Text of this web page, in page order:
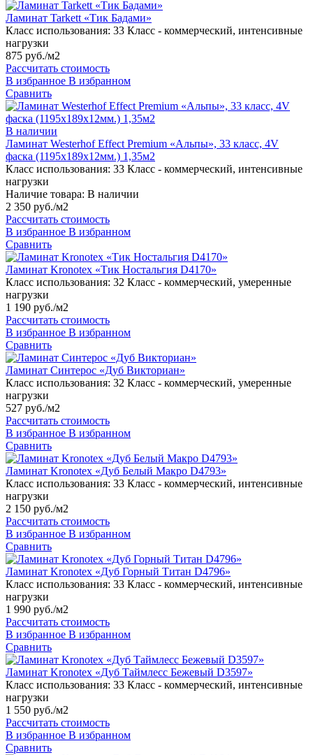
Ламинат Tarkett «Тик Бадами»
Класс использования: 33 Класс - коммерческий, интенсивные
нагрузки
875 руб./м2
Рассчитать стоимость
В избранное В избранном
Сравнить
В наличии
Ламинат Westerhof Effect Premium «Альпы», 33 класс, 4V
фаска (1195х189х12мм.) 1,35м2
Класс использования: 33 Класс - коммерческий, интенсивные
нагрузки
Наличие товара: В наличии
2 350 руб./м2
Рассчитать стоимость
В избранное В избранном
Сравнить
Ламинат Kronotex «Тик Ностальгия D4170»
Класс использования: 32 Класс - коммерческий, умеренные
нагрузки
1 190 руб./м2
Рассчитать стоимость
В избранное В избранном
Сравнить
Ламинат Синтерос «Дуб Викториан»
Класс использования: 32 Класс - коммерческий, умеренные
нагрузки
527 руб./м2
Рассчитать стоимость
В избранное В избранном
Сравнить
Ламинат Kronotex «Дуб Белый Макро D4793»
Класс использования: 33 Класс - коммерческий, интенсивные
нагрузки
2 150 руб./м2
Рассчитать стоимость
В избранное В избранном
Сравнить
Ламинат Kronotex «Дуб Горный Титан D4796»
Класс использования: 33 Класс - коммерческий, интенсивные
нагрузки
1 990 руб./м2
Рассчитать стоимость
В избранное В избранном
Сравнить
Ламинат Kronotex «Дуб Таймлесс Бежевый D3597»
Класс использования: 33 Класс - коммерческий, интенсивные
нагрузки
1 550 руб./м2
Рассчитать стоимость
В избранное В избранном
Сравнить